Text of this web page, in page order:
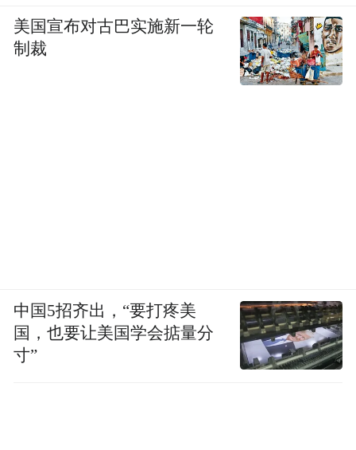
美国宣布对古巴实施新一轮
制裁
中国5招齐出，“要打疼美
国，也要让美国学会掂量分
寸”